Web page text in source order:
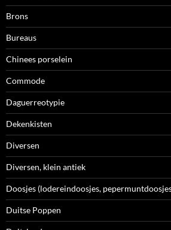
Brons
Bureaus
Chinees porselein
Commode
Daguerreotypie
Dekenkisten
Diversen
Diversen, klein antiek
Doosjes (lodereindoosjes,
Duitse Poppen